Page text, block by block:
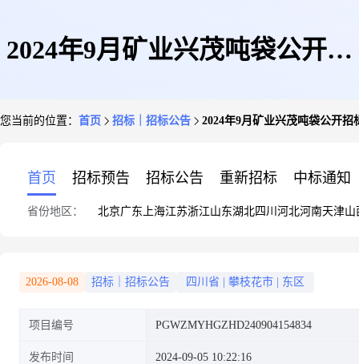
2024年9月矿业兴茂吨袋公开招
您当前的位置： 首页 招标｜招标公告 2024年9月矿业兴茂吨袋公开招
首页 招标预告 招标公告 重新招标 中标通知
省份地区： 北京广东 上海江苏浙江山东湖北四川 河北河南天津山
2026-08-08 招标｜招标公告 四川省 攀枝花市 东区
项目编号 PGWZMYHGZHD240904154834
发布时间 2024-09-05 10:22:16